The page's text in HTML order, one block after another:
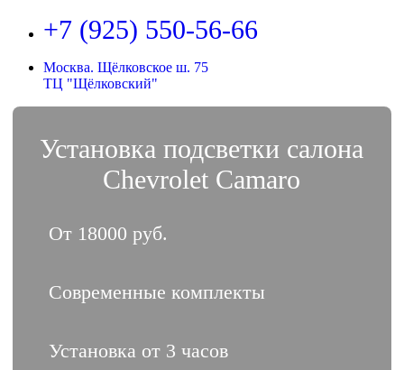
+7 (925) 550-56-66
Москва. Щёлковское ш. 75
ТЦ "Щёлковский"
Установка подсветки салона
Chevrolet Camaro
От 18000 руб.
Современные комплекты
Установка от 3 часов